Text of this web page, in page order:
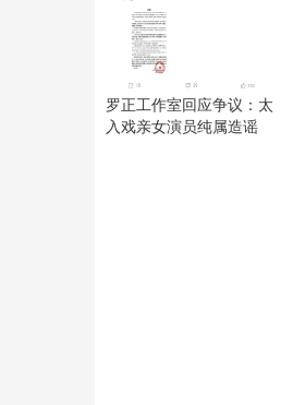
罗正工作室回应争议：太
入戏亲女演员纯属造谣